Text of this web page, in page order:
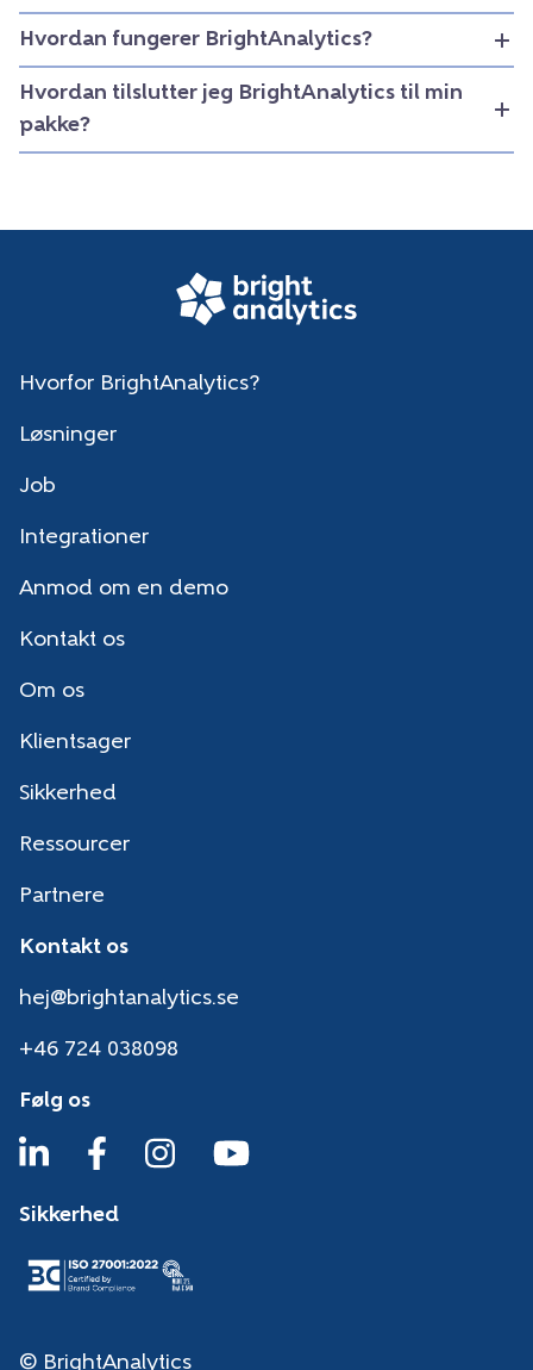
Hvordan fungerer BrightAnalytics?
Hvordan tilslutter jeg BrightAnalytics til min
pakke?
Hvorfor BrightAnalytics?
Løsninger
Job
Integrationer
Anmod om en demo
Kontakt os
Om os
Klientsager
Sikkerhed
Ressourcer
Partnere
Kontakt os
hej@brightanalytics.se
+46 724 038098
Følg os
Sikkerhed
© BrightAnalytics